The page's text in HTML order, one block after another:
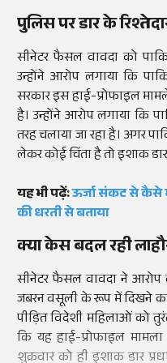
पुलिस पर डार के
सीनेटर फैसल वावदा को
उन्होंने आरोप लगाया कि
सरकार इस हाई-प्रोफाइल
है। उन्होंने आरोप लगाया कि
तरह चलाया जा रहा है। अगर
लेकर कोई चिंता है तो इशाक
यह भी पढ़ें:ऊर्जा संकट से कैसे
की धरती से बताया
क्या केस बदल रही
सीनेटर फैसल वावदा ने
जबरन वसूली के रूप में दिखने का
पीड़ित विदेशी महिलाओं को
कि यह हाई-प्रोफाइल